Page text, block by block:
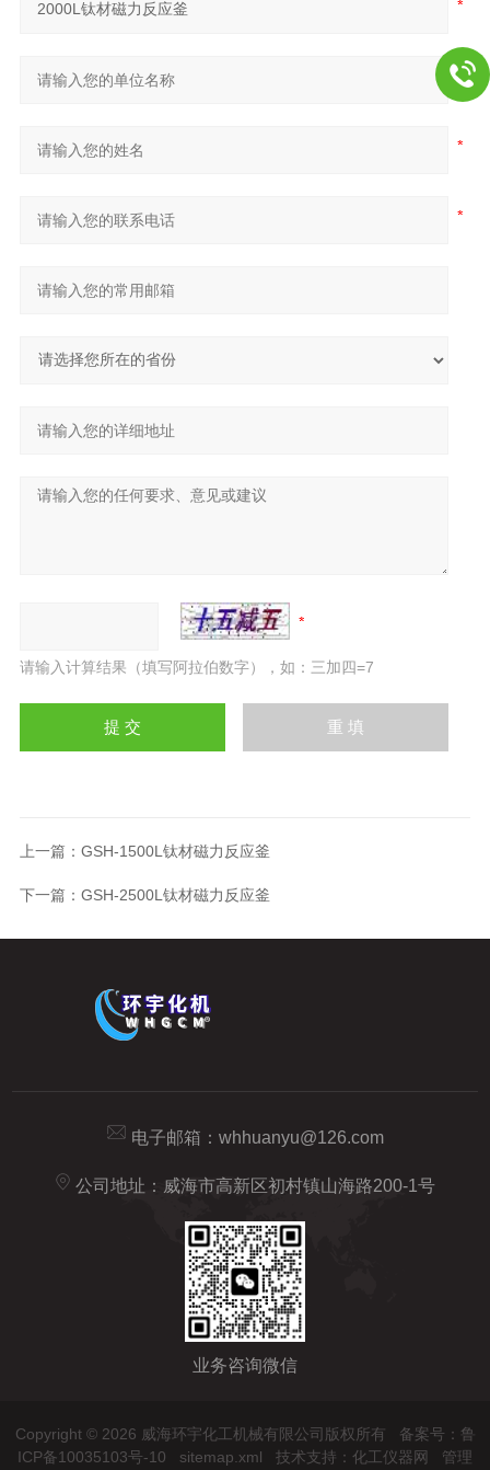
请输入计算结果（填写阿拉伯数字），如：三加四=7
上一篇： GSH-1500L钛材磁力反应釜
下一篇： GSH-2500L钛材磁力反应釜
电子邮箱： whhuanyu@126.com
公司地址：威海市高新区初村镇山海路200-1号
业务咨询微信
Copyright © 2026 威海环宇化工机械有限公司版权所有 备案号：鲁
ICP备10035103号-10
sitemap.xml 技术支持： 化工仪器网 管理